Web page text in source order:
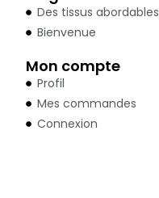
Des tissus abordables
Bienvenue
Mon compte
Profil
Mes commandes
Connexion